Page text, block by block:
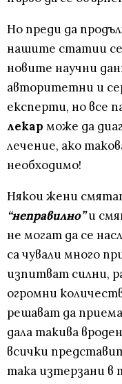
Но преди да
нашите статии
новите научни
авторитетни и
експерти, но все
лекар може да
лечение, ако
необходимо!
Някои жени
“неправилно”и
не могат да се
са чували много
изпитват силни,
огромни
решават да
дала такива
всички
така изтерзани в